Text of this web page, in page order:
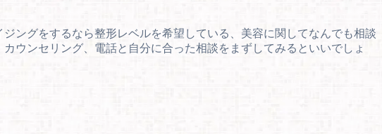
ングをするなら整形レベルを希望している、美容に関してなんでも相談
ウンセリング、電話と自分に合った相談をまずしてみるといいでしょ